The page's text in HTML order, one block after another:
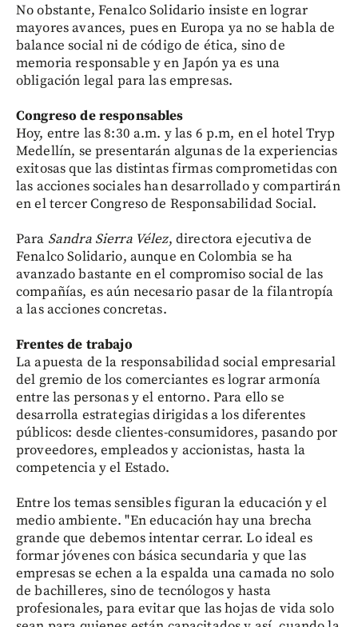
No obstante, Fenalco Solidario insiste en lograr
mayores avances, pues en Europa ya no se habla de
balance social ni de código de ética, sino de
memoria responsable y en Japón ya es una
obligación legal para las empresas.
Congreso de responsables
Hoy, entre las 8:30 a.m. y las 6 p.m, en el hotel Tryp
Medellín, se presentarán algunas de la experiencias
exitosas que las distintas firmas comprometidas con
las acciones sociales han desarrollado y compartirán
en el tercer Congreso de Responsabilidad Social.
Para Sandra Sierra Vélez, directora ejecutiva de
Fenalco Solidario, aunque en Colombia se ha
avanzado bastante en el compromiso social de las
compañías, es aún necesario pasar de la filantropía
a las acciones concretas.
Frentes de trabajo
La apuesta de la responsabilidad social empresarial
del gremio de los comerciantes es lograr armonía
entre las personas y el entorno. Para ello se
desarrolla estrategias dirigidas a los diferentes
públicos: desde clientes-consumidores, pasando por
proveedores, empleados y accionistas, hasta la
competencia y el Estado.
Entre los temas sensibles figuran la educación y el
medio ambiente. "En educación hay una brecha
grande que debemos intentar cerrar. Lo ideal es
formar jóvenes con básica secundaria y que las
empresas se echen a la espalda una camada no solo
de bachilleres, sino de tecnólogos y hasta
profesionales, para evitar que las hojas de vida solo